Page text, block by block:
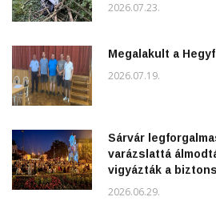
2026.07.23.
Megalakult a
2026.07.19.
Sárvár
varázslattá
vigyázták a
2026.06.29.